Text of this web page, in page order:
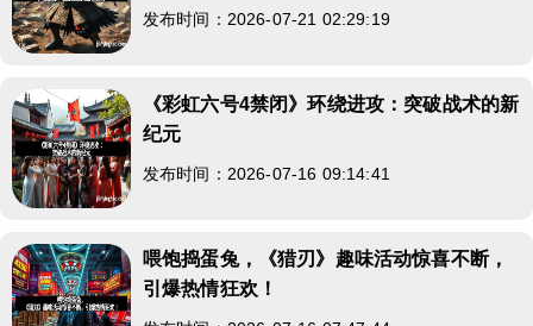
发布时间：2026-07-21 02:29:19
《彩虹六号4禁闭》环绕进攻：突破战术的新
纪元
发布时间：2026-07-16 09:14:41
喂饱捣蛋兔，《猎刃》趣味活动惊喜不断，
引爆热情狂欢！